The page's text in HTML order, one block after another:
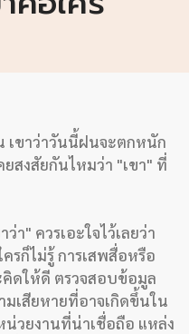
เขาว่าวันนี้ฝนจะตกหนัก
ยสงสัยกันไหมว่า "เขา" ที่
า" ควรเอะใจไว้เลยว่า
รก็ไม่รู้ การเสพสื่อหรือ
ดให้ดี ตรวจสอบข้อมูล
เสียหายที่อาจเกิดขึ้นใน
น่วยงานที่น่าเชื่อถือ แหล่ง